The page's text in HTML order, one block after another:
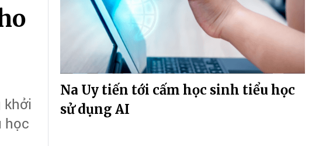
khởi
học
Na Uy tiến tới cấm học sinh tiểu học
sử dụng AI